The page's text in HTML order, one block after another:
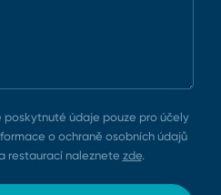
poskytnuté údaje pouze pro účely
o ochraně osobních údajů
restaurací naleznete zde.